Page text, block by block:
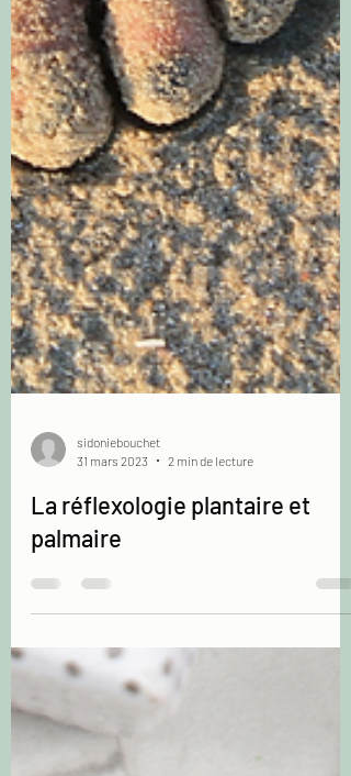
sidoniebouchet
31 mars 2023
2 min de lecture
La réflexologie plantaire et
palmaire